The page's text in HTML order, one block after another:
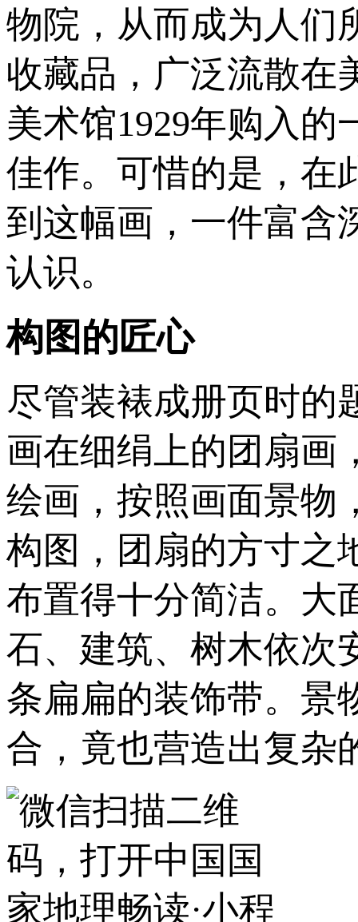
物院，从而成为人们
收藏品，广泛流散在
美术馆1929年购入
佳作。可惜的是，在
到这幅画，一件富含
认识。
构图的匠心
尽管装裱成册页时的
画在细绢上的团扇画
绘画，按照画面景物
构图，团扇的方寸之
布置得十分简洁。大
石、建筑、树木依次
条扁扁的装饰带。景
合，竟也营造出复杂